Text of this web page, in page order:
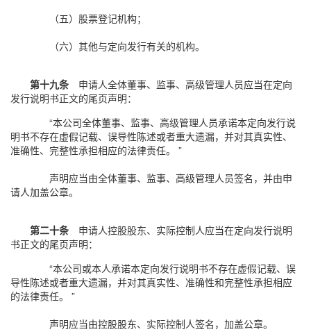
（五）股票登记机构；
（六）其他与定向发行有关的机构。
第十九条 申请人全体董事、监事、高级管理人员应当在定向
发行说明书正文的尾页声明：
“本公司全体董事、监事、高级管理人员承诺本定向发行说
明书不存在虚假记载、误导性陈述或者重大遗漏，并对其真实性、
准确性、完整性承担相应的法律责任。 ”
声明应当由全体董事、监事、高级管理人员签名，并由申
请人加盖公章。
第二十条 申请人控股股东、实际控制人应当在定向发行说明
书正文的尾页声明：
“本公司或本人承诺本定向发行说明书不存在虚假记载、误
导性陈述或者重大遗漏，并对其真实性、准确性和完整性承担相应
的法律责任。 ”
声明应当由控股股东、实际控制人签名，加盖公章。